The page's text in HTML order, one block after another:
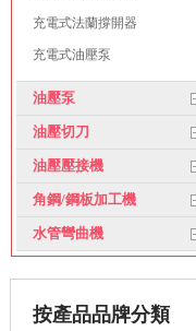
充電式法蘭撐開器
充電式油壓泵
油壓泵
油壓切刀
油壓壓接機
角鋼/鋼板加工機
水管彎曲機
按產品品牌分類